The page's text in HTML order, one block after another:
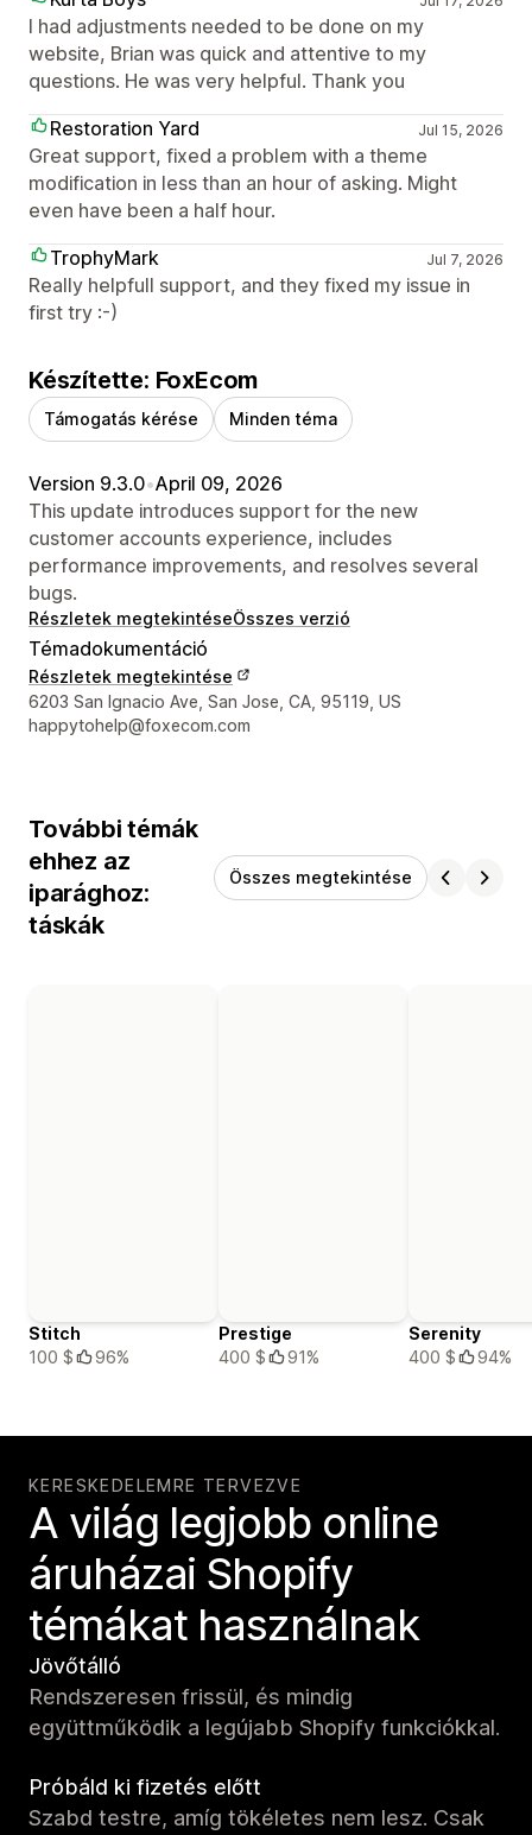
I had adjustments needed to be done on my
website, Brian was quick and attentive to my
questions. He was very helpful. Thank you
Restoration Yard
Jul 15, 2026
Great support, fixed a problem with a theme
modification in less than an hour of asking. Might
even have been a half hour.
TrophyMark
Jul 7, 2026
Really helpfull support, and they fixed my issue in
first try :-)
Készítette: FoxEcom
Támogatás kérése Minden téma
Version 9.3.0•April 09, 2026
This update introduces support for the new
customer accounts experience, includes
performance improvements, and resolves several
bugs.
Részletek megtekintéseÖsszes verzió
Témadokumentáció
Részletek megtekintése
Dizájner kapcsolattartási adatai
6203 San Ignacio Ave, San Jose, CA, 95119, US
happytohelp@foxecom.com
További témák
ehhez az
iparághoz:
táskák
Összes megtekintése
Stitch
100 $
96%
Prestige
400 $
91%
Serenity
400 $
94%
KERESKEDELEMRE TERVEZVE
A világ legjobb online
áruházai Shopify
témákat használnak
Jövőtálló
Rendszeresen frissül, és mindig
együttműködik a legújabb Shopify funkciókkal.
Próbáld ki fizetés előtt
Szabd testre, amíg tökéletes nem lesz. Csak